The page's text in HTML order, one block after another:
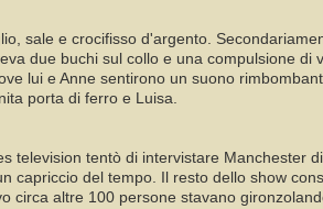
sale e crocifisso d'argento.
due buchi sul collo e una compulsione di
lui e Anne sentirono un suono
porta di ferro e Luisa.
television tentò di intervistare Manchester
capriccio del tempo. Il resto dello show
altre 100 persone stavano